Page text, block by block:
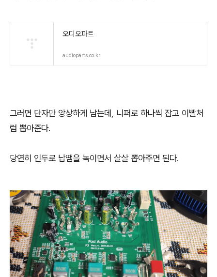
오디오파트
audioparts.co.kr
그러면 단자만 앙상하게 남는데, 니퍼로 하나씩 잡고 이빨처
럼 뽑아준다.
당연히 인두로 납땜을 녹이면서 살살 뽑아주면 된다.